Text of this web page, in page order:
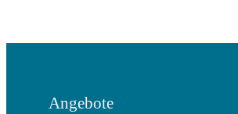
Angebote